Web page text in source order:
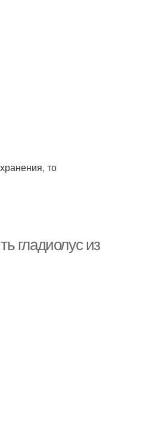
то
гладиолус из